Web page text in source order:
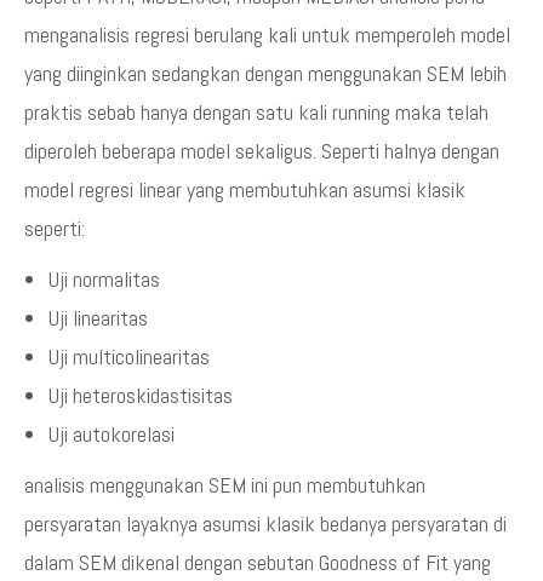
menganalisis regresi berulang kali untuk memperoleh model
yang diinginkan sedangkan dengan menggunakan SEM lebih
praktis sebab hanya dengan satu kali running maka telah
diperoleh beberapa model sekaligus. Seperti halnya dengan
model regresi linear yang membutuhkan asumsi klasik
seperti:
Uji normalitas
Uji linearitas
Uji multicolinearitas
Uji heteroskidastisitas
Uji autokorelasi
analisis menggunakan SEM ini pun membutuhkan
persyaratan layaknya asumsi klasik bedanya persyaratan di
dalam SEM dikenal dengan sebutan Goodness of Fit yang